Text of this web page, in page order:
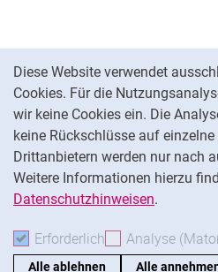
Diese Website verwendet
Cookies. Für die
wir keine Cookies ein. Die
keine Rückschlüsse auf
Drittanbietern werden nur nach
Weitere Informationen hierzu
Datenschutzhinweisen.
Erforderlich Erforderliche
Analyse
Alle ablehnen Alle